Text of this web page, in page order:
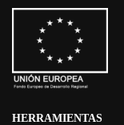
HERRAMIENTAS